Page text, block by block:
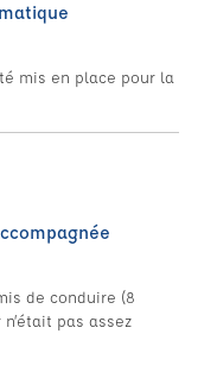
mis en place pour la
de conduire (8
pas assez